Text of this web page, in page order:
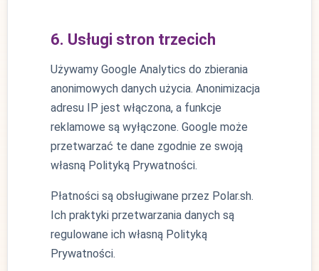
6. Usługi stron trzecich
Używamy Google Analytics do zbierania
anonimowych danych użycia. Anonimizacja
adresu IP jest włączona, a funkcje
reklamowe są wyłączone. Google może
przetwarzać te dane zgodnie ze swoją
własną Polityką Prywatności.
Płatności są obsługiwane przez Polar.sh.
Ich praktyki przetwarzania danych są
regulowane ich własną Polityką
Prywatności.